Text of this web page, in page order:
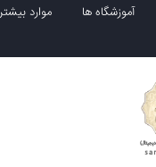
آموزشگاه ها
موارد بیشتر